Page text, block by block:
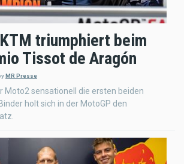
triumphiert beim
Tissot de Aragón
MR Presse
Moto2 sensationell die ersten beiden
holt sich in der MotoGP den